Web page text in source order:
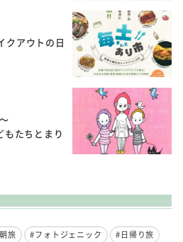
クアウトの日
たちとまり
旅 #フォトジェニック
#日帰り旅